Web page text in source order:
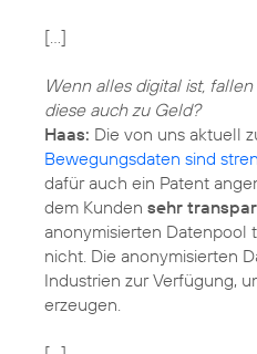
[…]
Wenn alles digital ist,
diese auch zu Geld?
Haas: Die von uns aktuell
Bewegungsdaten sind
dafür auch ein Patent
dem Kunden sehr
anonymisierten
nicht. Die anonymisierten
Industrien zur Verfügung,
erzeugen.